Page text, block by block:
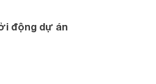
động dự án